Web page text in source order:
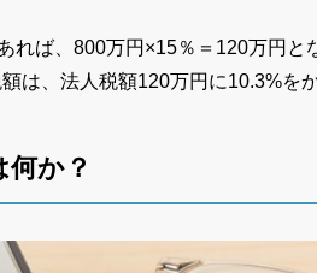
れば、800万円×15％＝120万円と
は、法人税額120万円に10.3%を
か？